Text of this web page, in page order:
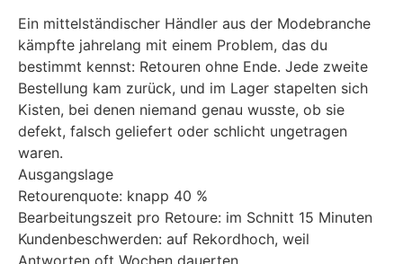
Ein mittelständischer Händler aus der Modebranche
kämpfte jahrelang mit einem Problem, das du
bestimmt kennst: Retouren ohne Ende. Jede zweite
Bestellung kam zurück, und im Lager stapelten sich
Kisten, bei denen niemand genau wusste, ob sie
defekt, falsch geliefert oder schlicht ungetragen
waren.
Ausgangslage
Retourenquote: knapp 40 %
Bearbeitungszeit pro Retoure: im Schnitt 15 Minuten
Kundenbeschwerden: auf Rekordhoch, weil